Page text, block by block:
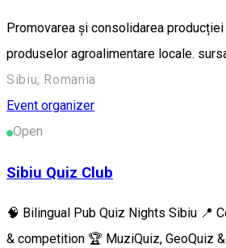
Promovarea și consolidarea
produselor agroalimentare locale.
Sibiu, Romania
Event organizer
Open
Sibiu Quiz Club
🧠 Bilingual Pub Quiz Nights Sibiu 📍
& competition 🏆 MuziQuiz, GeoQuiz